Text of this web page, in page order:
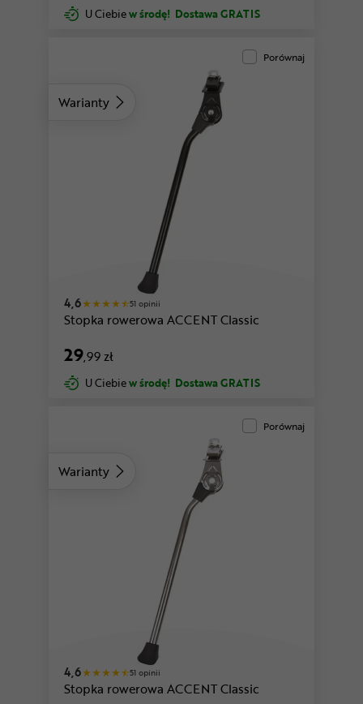
U Ciebiew środę! Dostawa GRATIS
Warianty
Porównaj
4,6 51 opinii
Stopka rowerowa ACCENT Classic
29,99 zł
U Ciebiew środę! Dostawa GRATIS
Warianty
Porównaj
4,6 51 opinii
Stopka rowerowa ACCENT Classic